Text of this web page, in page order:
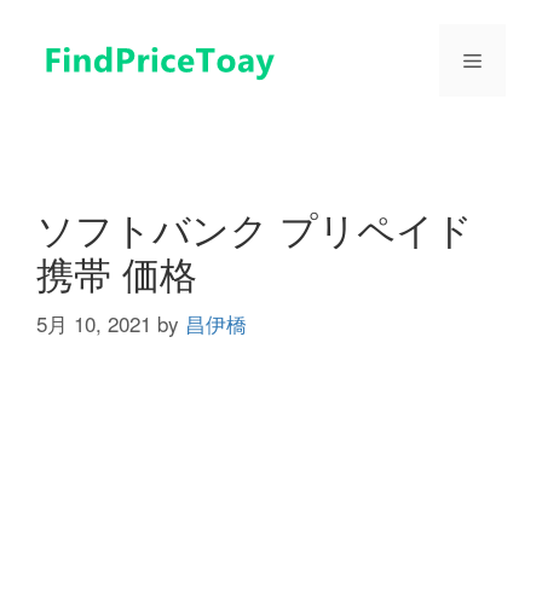
メ
ソフトバンク プリペイド
携帯 価格
5月 10, 2021 by 昌伊橋